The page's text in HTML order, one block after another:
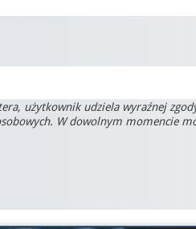
użytkownik udziela wyraźnej
W dowolnym momencie